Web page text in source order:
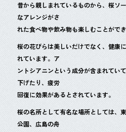
昔から親しまれているものから、桜ソ
なアレンジがさ
れた食べ物や飲み物も楽しむことができ
桜の花びらは美しいだけでなく、健康
れています。ア
ントシアニンという成分が含まれてい
下げたり、疲労
回復に効果があるとされています。
桜の名所として有名な場所としては、
公園、広島の舟